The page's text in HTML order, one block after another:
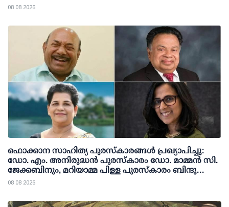
08 08 2026
ഫൊക്കാന സാഹിത്യ പുരസ്‌കാരങ്ങള്‍ പ്രഖ്യാപിച്ചു:
ഡോ. എം. അനിരുദ്ധന്‍ പുരസ്‌കാരം ഡോ. മാമ്മന്‍ സി.
ജേക്കബിനും, മറിയാമ്മ പിള്ള പുരസ്‌കാരം ബിന്ദു
കാനയ്ക്കും
08 08 2026